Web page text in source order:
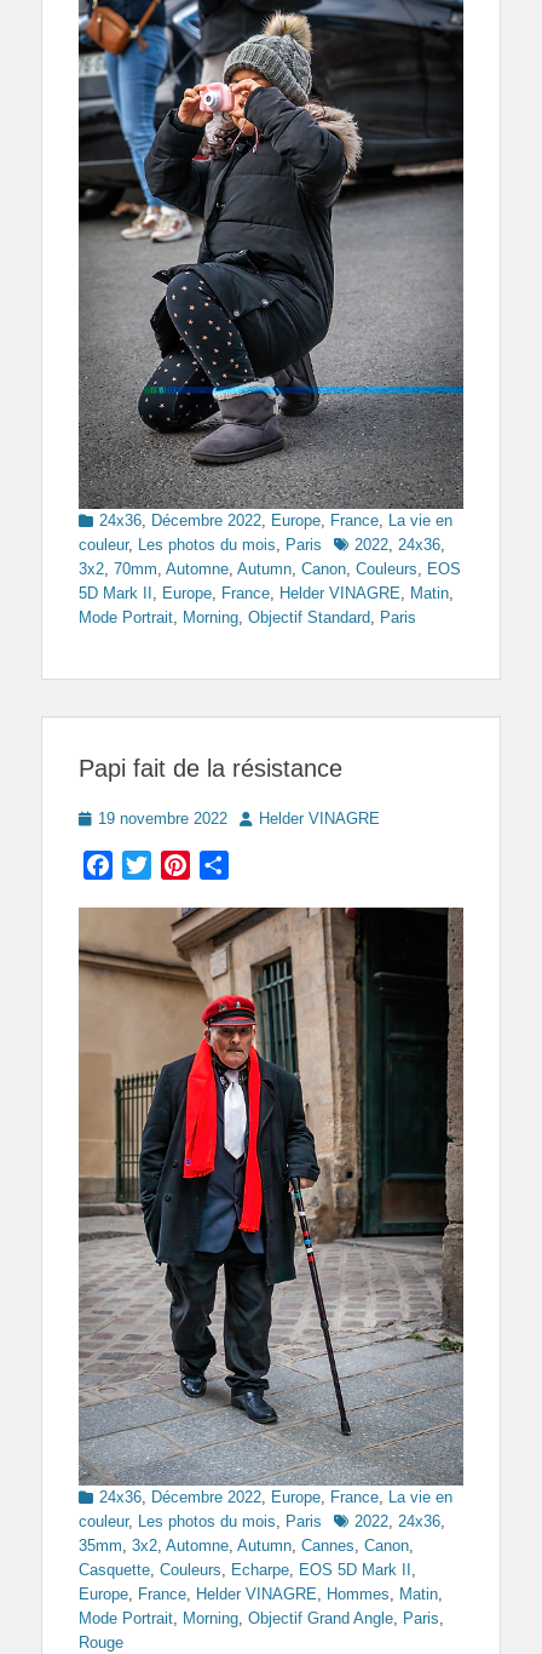
Categories
24x36 Décembre 2022 Europe France
La vie en
couleur, Les photos du mois Paris Tags2022 24x36
3x2 70mm Automne Autumn Canon Couleurs
EOS
5D Mark II
Europe France Helder VINAGRE Matin
Mode Portrait
Morning Objectif Standard Paris
Papi fait de la résistance
Posted
19 novembre 2022 AuthorHelder VINAGRE
Facebook
TwitterPinterest
Categories
24x36, Décembre 2022, Europe, France, La vie en
couleur, Les photos du mois, Paris Tags2022, 24x36,
35mm, 3x2, Automne, Autumn, Cannes, Canon,
Casquette, Couleurs, Echarpe, EOS 5D Mark II ,
Europe, France, Helder VINAGRE, Hommes, Matin,
Mode Portrait, Morning, Objectif Grand Angle, Paris,
Rouge